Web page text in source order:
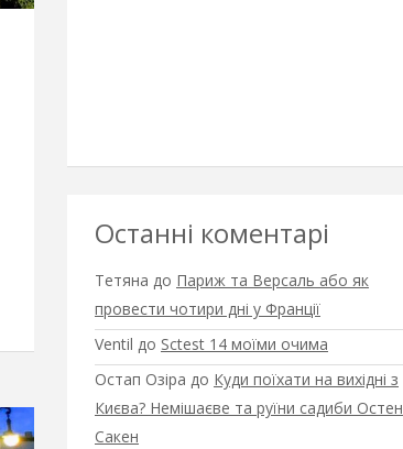
Останні коментарі
Тетяна до Париж та Версаль або як
провести чотири дні у Франції
Ventil до Sctest 14 моїми очима
Остап Озіра до Куди поїхати на вихідні з
Києва? Немішаєве та руїни садиби Остен
Сакен